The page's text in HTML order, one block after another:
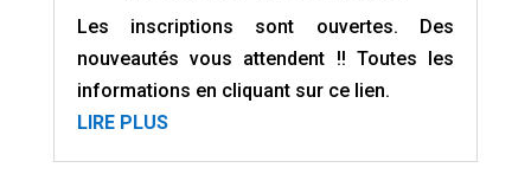
Les inscriptions sont ouvertes. Des
nouveautés vous attendent !! Toutes les
informations en cliquant sur ce lien.
LIRE PLUS